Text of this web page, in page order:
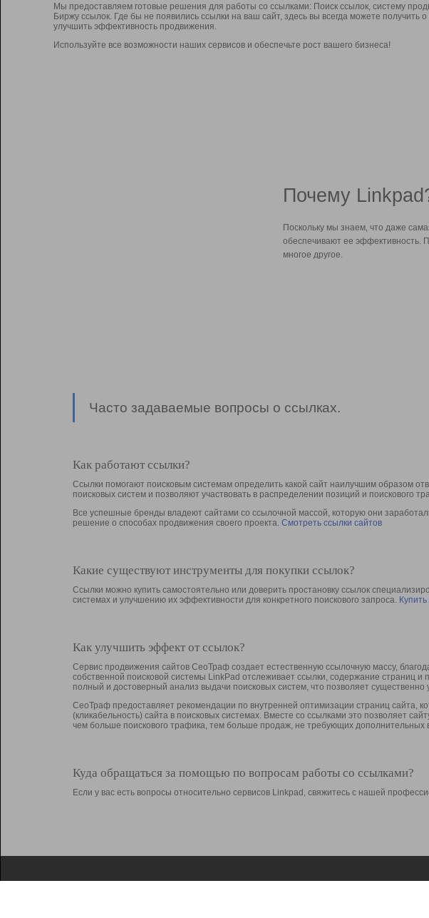
Мы предоставляем готовые решения для работы со ссылками: Поиск ссылок, систему
Биржу ссылок. Где бы не появились ссылки на ваш сайт, здесь вы всегда можете
улучшить эффективность продвижения.
Используйте все возможности наших сервисов и обеспечьте рост вашего бизнеса!
Почему
Поскольку мы знаем, что даже
обеспечивают ее эффективность.
многое другое.
Часто задаваемые вопросы о ссылках.
Как работают ссылки?
Ссылки помогают поисковым системам определить какой сайт наилучшим образом
поисковых систем и позволяют участвовать в раcпределении позиций и поискового
Все успешные бренды владеют сайтами со ссылочной массой, которую они
решение о способах продвижения своего проекта. Смотреть ссылки сайтов
Какие существуют инструменты для покупки ссылок?
Ссылки можно купить самостоятельно или доверить простановку ссылок
системах и улучшению их эффективности для конкретного поискового запроса.
Как улучшить эффект от ссылок?
Сервис продвижения сайтов СеоТраф создает естественную ссылочную массу,
собственной поисковой системы LinkPad отслеживает ссылки, содержание страниц
полный и достоверный анализ выдачи поисковых систем, что позволяет
СеоТраф предоставляет рекомендации по внутренней оптимизации страниц сайта,
(кликабельность) сайта в поисковых системах. Вместе со ссылками это позволяет
чем больше поискового трафика, тем больше продаж, не требующих дополнительных
Куда обращаться за помощью по вопросам работы со ссылками?
Если у вас есть вопросы относительно сервисов Linkpad, свяжитесь с нашей